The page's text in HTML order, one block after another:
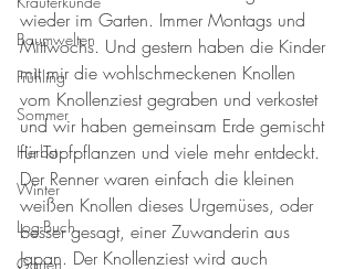
Baumwelten
Frühling
Sommer
Herbst
Winter
Log-Buch
Garten
wieder im Garten. Immer Montags und
Mittwochs. Und gestern haben die Kinder
mit mir die wohlschmeckenen Knollen
vom Knollenziest gegraben und verkostet
und wir haben gemeinsam Erde gemischt
für Topfpflanzen und viele mehr entdeckt.
Der Renner waren einfach die kleinen
weißen Knollen dieses Urgemüses, oder
besser gesagt, einer Zuwanderin aus
Japan. Der Knollenziest wird auch